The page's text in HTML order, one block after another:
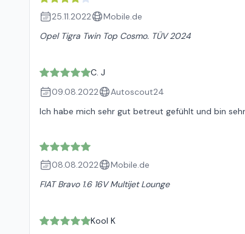
25.11.2022
Mobile.de
Opel Tigra Twin Top Cosmo. TÜV 2024
C. J
09.08.2022
Autoscout24
Ich habe mich sehr gut betreut gefühlt und bin
08.08.2022
Mobile.de
FIAT Bravo 1.6 16V Multijet Lounge
Kool K